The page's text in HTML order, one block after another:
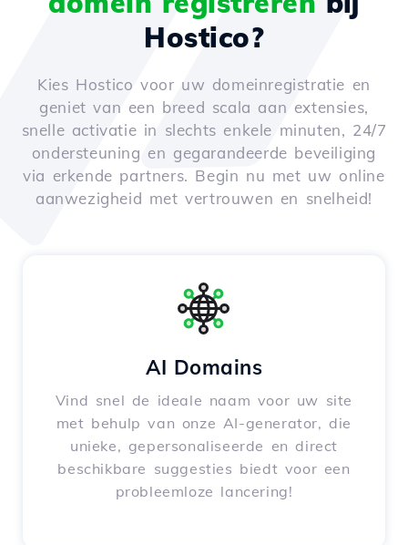
Hostico?
Kies Hostico voor uw domeinregistratie en
geniet van een breed scala aan extensies,
snelle activatie in slechts enkele minuten, 24/7
ondersteuning en gegarandeerde beveiliging
via erkende partners. Begin nu met uw online
aanwezigheid met vertrouwen en snelheid!
AI Domains
Vind snel de ideale naam voor uw site
met behulp van onze AI-generator, die
unieke, gepersonaliseerde en direct
beschikbare suggesties biedt voor een
probleemloze lancering!